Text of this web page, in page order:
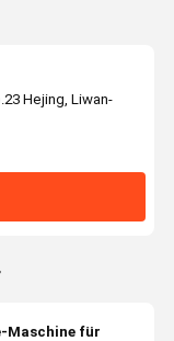
Hejing, Liwan-
Maschine für